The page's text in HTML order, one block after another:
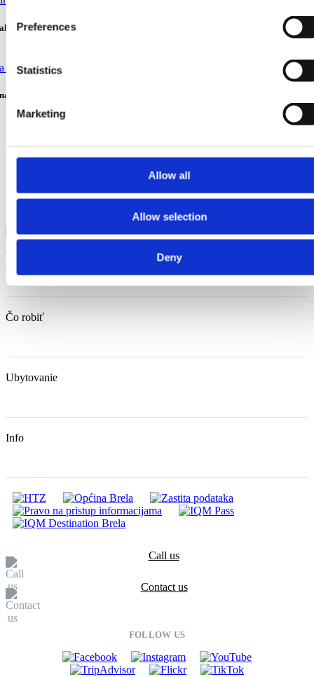
Preferences
Statistics
Marketing
Allow all
Allow selection
Deny
Biokovské oko
(Nevestina skala)
Trg Alojzija Stepinca 10, 21322 Brela +385 21 618 455
618 337
Čo robiť
Ubytovanie
Info
Call us
Contact us
FOLLOW US